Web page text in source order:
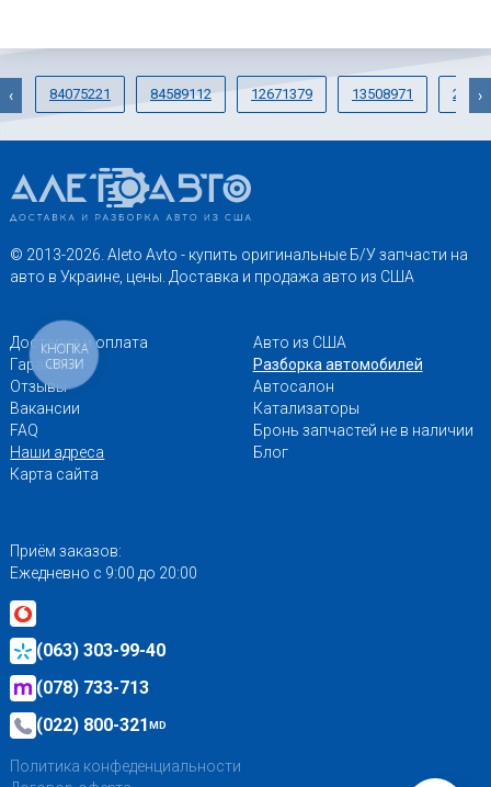
84075221 84589112 12671379 13508971
‹ ›
© 2013-2026. Aleto Avto - купить оригинальные Б/У запчасти на
авто в Украине, цены. Доставка и продажа авто из США
Доставка и оплата
Гарантии
Отзывы
Вакансии
FAQ
Наши адреса
Карта сайта
Авто из США
Разборка автомобилей
Автосалон
Катализаторы
Бронь запчастей не в наличии
Блог
Приём заказов:
Ежедневно с 9:00 до 20:00
(063) 303-99-40
(078) 733-713
(022) 800-321MD
Политика конфеденциальности
КНОПКА
СВЯЗИ